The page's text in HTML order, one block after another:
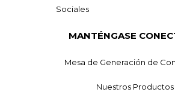
Sociales
MANTÉNGASE
Mesa de Generación de
Nuestros Productos